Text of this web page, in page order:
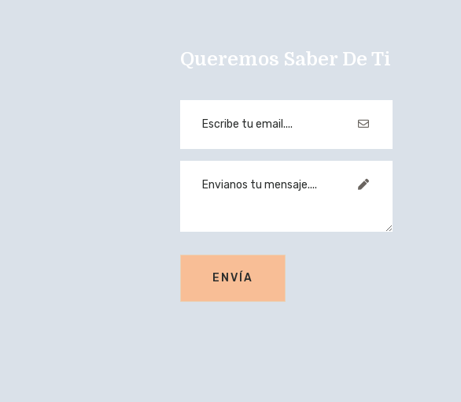
Queremos Saber De Ti